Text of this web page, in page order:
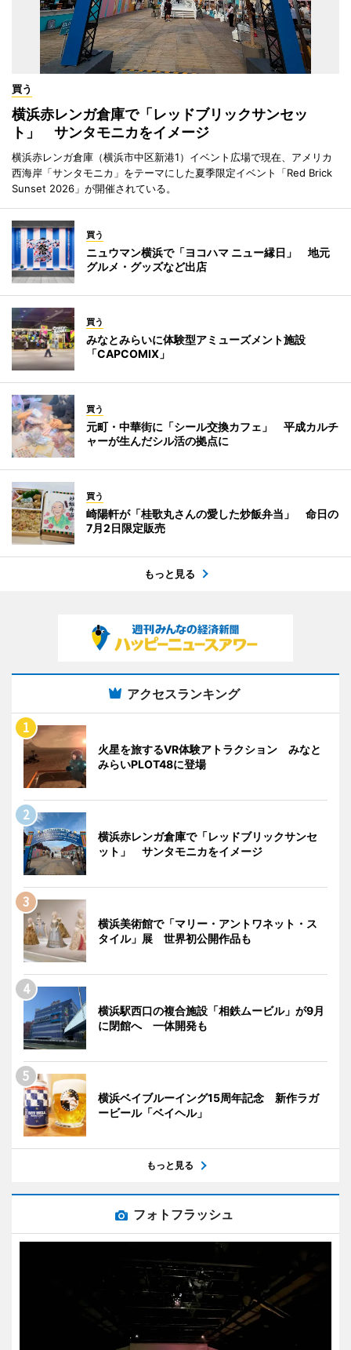
買う
横浜赤レンガ倉庫で「レッドブリックサンセッ
ト」 サンタモニカをイメージ
横浜赤レンガ倉庫（横浜市中区新港1）イベント広場で現在、アメリカ
西海岸「サンタモニカ」をテーマにした夏季限定イベント「Red Brick
Sunset 2026」が開催されている。
買う
ニュウマン横浜で「ヨコハマ ニュー縁日」 地元
グルメ・グッズなど出店
買う
みなとみらいに体験型アミューズメント施設
「CAPCOMIX」
買う
元町・中華街に「シール交換カフェ」 平成カルチ
ャーが生んだシル活の拠点に
買う
崎陽軒が「桂歌丸さんの愛した炒飯弁当」 命日の
7月2日限定販売
もっと見る
アクセスランキング
火星を旅するVR体験アトラクション みなと
みらいPLOT48に登場
横浜赤レンガ倉庫で「レッドブリックサンセ
ット」 サンタモニカをイメージ
横浜美術館で「マリー・アントワネット・ス
タイル」展 世界初公開作品も
横浜駅西口の複合施設「相鉄ムービル」が9月
に閉館へ 一体開発も
横浜ベイブルーイング15周年記念 新作ラガ
ービール「ベイヘル」
もっと見る
フォトフラッシュ